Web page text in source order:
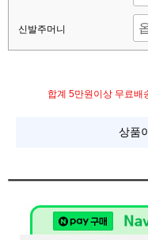
신발주머니
합계 5만원이상 무료배
상품